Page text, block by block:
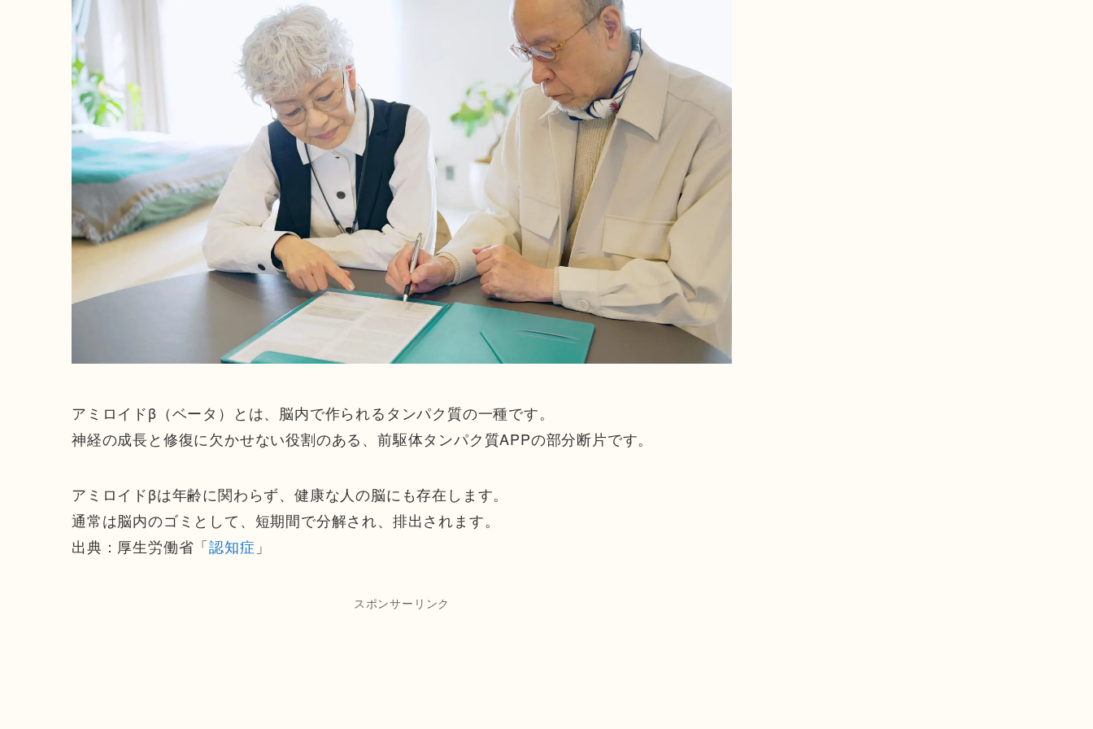
アミロイドβ（ベータ）とは、脳内で作られるタンパク質の一種です。
神経の成長と修復に欠かせない役割のある、前駆体タンパク質APPの部分断片です。
アミロイドβは年齢に関わらず、健康な人の脳にも存在します。
通常は脳内のゴミとして、短期間で分解され、排出されます。
出典：厚生労働省「認知症 」
スポンサーリンク